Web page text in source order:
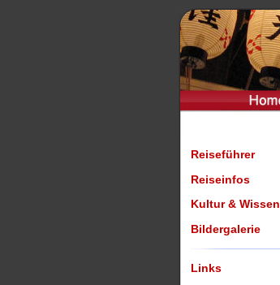
Reiseführer
Reiseinfos
Kultur & Wissen
Bildergalerie
Links